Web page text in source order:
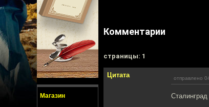
Магазин
Комментарии
cтраницы: 1
Цитата отправлено